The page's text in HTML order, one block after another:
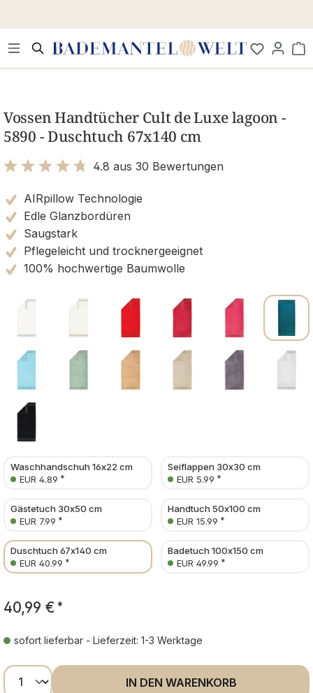
Vossen Handtücher Cult de Luxe lagoon -
5890 - Duschtuch 67x140 cm
4.8 aus 30 Bewertungen
AIRpillow Technologie
Edle Glanzbordüren
Saugstark
Pflegeleicht und trocknergeeignet
100% hochwertige Baumwolle
Waschhandschuh 16x22 cm
EUR 4.89 *
Seiflappen 30x30 cm
EUR 5.99 *
Gästetuch 30x50 cm
EUR 7.99 *
Handtuch 50x100 cm
EUR 15.99 *
Duschtuch 67x140 cm
EUR 40.99 *
Badetuch 100x150 cm
EUR 49.99 *
40,99 € *
sofort lieferbar - Lieferzeit: 1-3 Werktage
Produkt Anzahl: Gib den gewünschten
IN DEN WARENKORB